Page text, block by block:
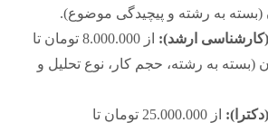
(کارشناسی ارشد):
از 8.000.000 تومان تا
تومان (بسته به رشته، حجم کار، نوع تحلیل و
از 25.000.000 تومان تا